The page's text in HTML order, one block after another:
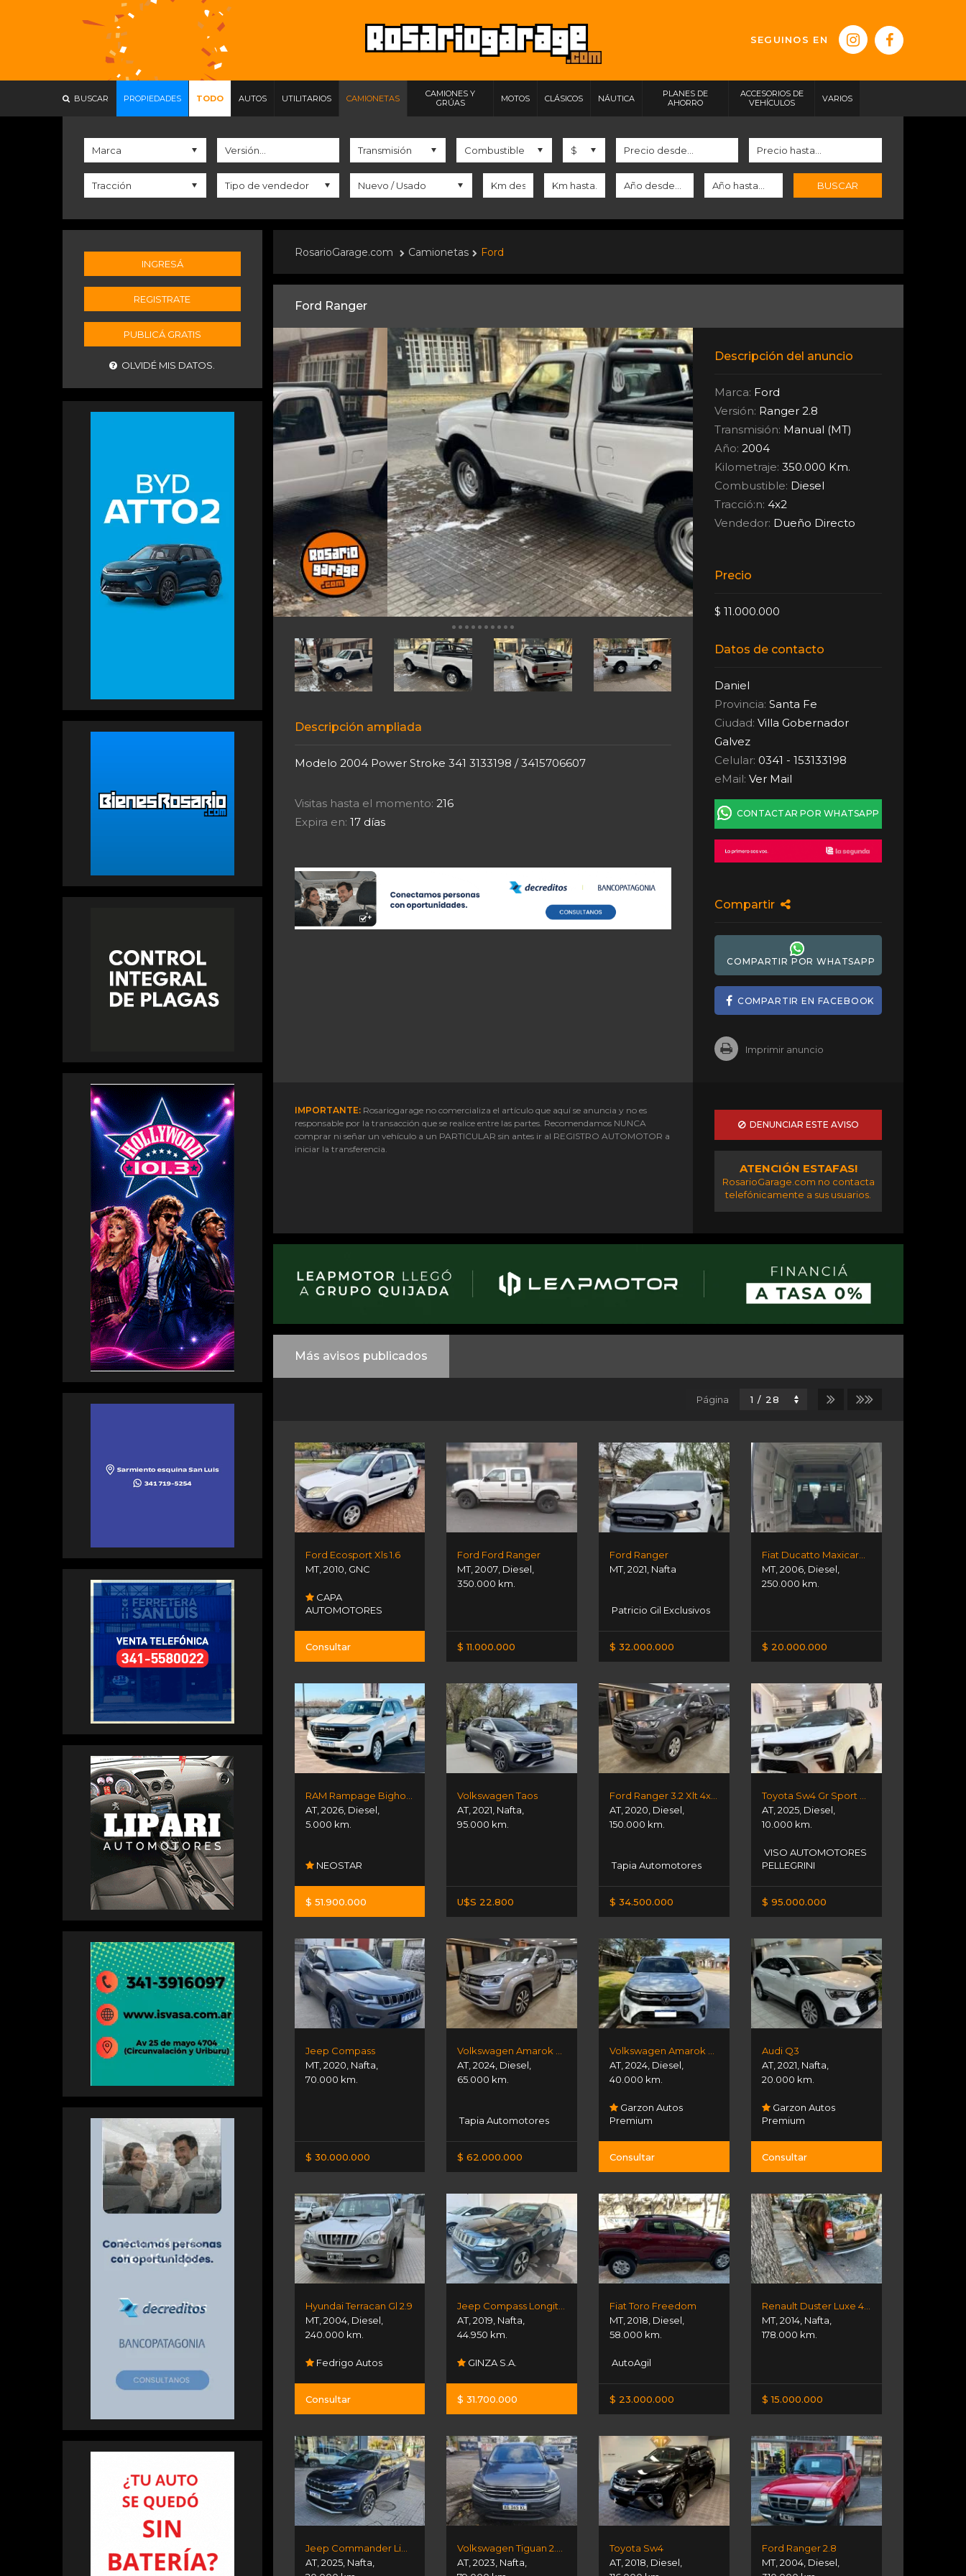
SEGUINOS EN
BUSCAR PROPIEDADES TODO AUTOS UTILITARIOS CAMIONETAS
CAMIONES Y
GRÚAS
MOTOS CLÁSICOS NÁUTICA
PLANES DE
AHORRO
ACCESORIOS DE
VEHÍCULOS
VARIOS
BUSCAR
INGRESÁ
REGISTRATE
PUBLICÁ GRATIS
OLVIDÉ MIS DATOS.
RosarioGarage.com Camionetas Ford
Ford Ranger
Descripción ampliada
Modelo 2004 Power Stroke 341 3133198 / 3415706607
Visitas hasta el momento: 216
Expira en: 17 días
Descripción del anuncio
Marca: Ford
Versión: Ranger 2.8
Transmisión: Manual (MT)
Año: 2004
Kilometraje: 350.000 Km.
Combustible: Diesel
Tracció:n: 4x2
Vendedor: Dueño Directo
Precio
$ 11.000.000
Datos de contacto
Daniel
Provincia:Santa Fe
Ciudad:Villa Gobernador
Galvez
Celular: 0341 - 153133198
eMail:Ver Mail
CONTACTAR POR WHATSAPP
Compartir
COMPARTIR POR WHATSAPP
COMPARTIR EN FACEBOOK
Imprimir anuncio
IMPORTANTE:Rosariogarage no comercializa el artículo que aquí se anuncia y no es
responsable por la transacción que se realice entre las partes. Recomendamos NUNCA
comprar ni señar un vehículo a un PARTICULAR sin antes ir al REGISTRO AUTOMOTOR a
iniciar la transferencia.
DENUNCIAR ESTE AVISO
ATENCIÓN ESTAFAS!
RosarioGarage.com no contacta
telefónicamente a sus usuarios.
Más avisos publicados
Página
Ford Ecosport Xls 1.6
MT,2010, GNC
CAPA
AUTOMOTORES
Consultar
Ford Ford Ranger
MT,2007, Diesel,
350.000 km.
$ 11.000.000
Ford Ranger
MT,2021, Nafta
Patricio Gil Exclusivos
$ 32.000.000
Fiat Ducatto Maxicargo 2.8 Jt
MT,2006, Diesel,
250.000 km.
$ 20.000.000
RAM Rampage Bighorn
AT,2026, Diesel,
5.000 km.
NEOSTAR
$ 51.900.000
Volkswagen Taos
AT,2021, Nafta,
95.000 km.
U$S 22.800
Ford Ranger 3.2 Xlt 4x4 At
AT,2020, Diesel,
150.000 km.
Tapia Automotores
$ 34.500.000
Toyota Sw4 Gr Sport 4x4
AT,2025, Diesel,
10.000 km.
VISO AUTOMOTORES
PELLEGRINI
$ 95.000.000
Jeep Compass
MT,2020, Nafta,
70.000 km.
$ 30.000.000
Volkswagen Amarok Extreme 3.0l V6
AT,2024, Diesel,
65.000 km.
Tapia Automotores
$ 62.000.000
Volkswagen Amarok V6
AT,2024, Diesel,
40.000 km.
Garzon Autos
Premium
Consultar
Audi Q3
AT,2021, Nafta,
20.000 km.
Garzon Autos
Premium
Consultar
Hyundai Terracan Gl 2.9
MT,2004, Diesel,
240.000 km.
Fedrigo Autos
Consultar
Jeep Compass Longitude
AT,2019, Nafta,
44.950 km.
GINZA S.A.
$ 31.700.000
Fiat Toro Freedom
MT,2018, Diesel,
58.000 km.
AutoAgil
$ 23.000.000
Renault Duster Luxe 4x4
MT,2014, Nafta,
178.000 km.
$ 15.000.000
Jeep Commander Limited T270
AT,2025, Nafta,
Volkswagen Tiguan 2.0 Life 4x4 7 As
AT,2023, Nafta,
Toyota Sw4
AT,2018, Diesel,
Ford Ranger 2.8
MT,2004, Diesel,